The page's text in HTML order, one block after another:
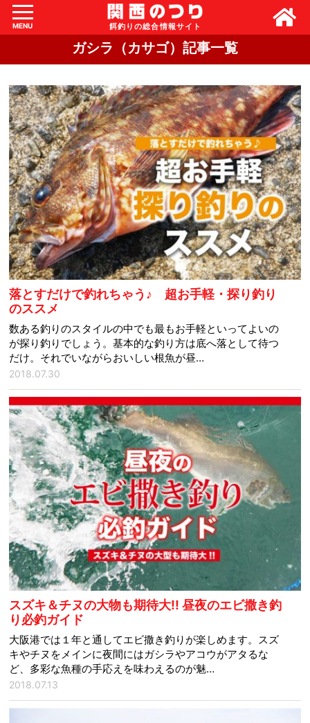
MENU
ガシラ（カサゴ）記事一覧
落とすだけで釣れちゃう♪ 超お手軽・探り釣り
のススメ
数ある釣りのスタイルの中でも最もお手軽といってよいの
が探り釣りでしょう。基本的な釣り方は底へ落として待つ
だけ。それでいながらおいしい根魚が昼…
2018.07.30
スズキ＆チヌの大物も期待大!! 昼夜のエビ撒き釣
り必釣ガイド
大阪港では１年と通してエビ撒き釣りが楽しめます。スズ
キやチヌをメインに夜間にはガシラやアコウがアタるな
ど、多彩な魚種の手応えを味わえるのが魅…
2018.07.13